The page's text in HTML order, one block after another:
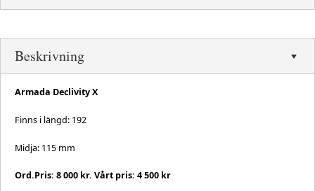
Beskrivning
Armada Declivity X
Finns i längd: 192
Midja: 115 mm
Ord.Pris: 8 000 kr. Vårt pris: 4 500 kr